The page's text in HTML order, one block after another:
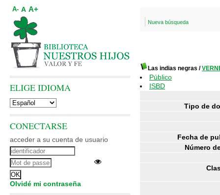
Nueva búsqueda
Las indias negras /
Público
ISBD
Tipo de
Fecha de
Número
A- A A+
ELIGE IDIOMA
CONECTARSE
acceder a su cuenta de usuario
Olvidé mi contraseña